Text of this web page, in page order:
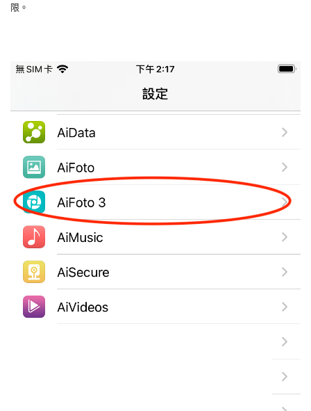
限。